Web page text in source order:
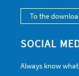
To the
SOCIAL
Always know